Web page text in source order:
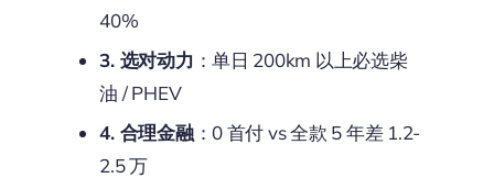
40%
3. 选对动力 ：单日 200km 以上必选柴
油 / PHEV
4. 合理金融：0 首付 vs 全款 5 年差 1.2-
2.5 万